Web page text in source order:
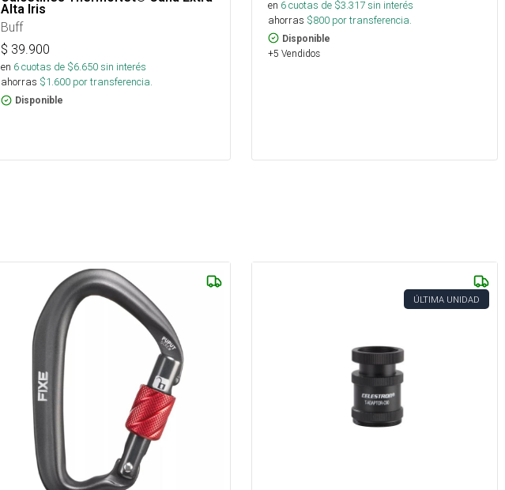
Alta Iris
Buff
$ 39.900
en 6cuotas de $6.650sin interés
ahorras $1.600 por transferencia.
Disponible
en 6cuotas de $3.317sin interés
ahorras $800 por transferencia.
Disponible
+5 Vendidos
ÚLTIMA UNIDAD